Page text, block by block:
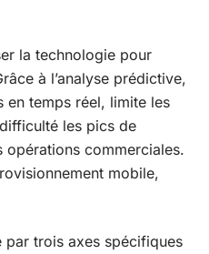
la technologie pour
à l’analyse prédictive,
en temps réel, limite les
les pics de
opérations commerciales.
mobile,
par trois axes spécifiques